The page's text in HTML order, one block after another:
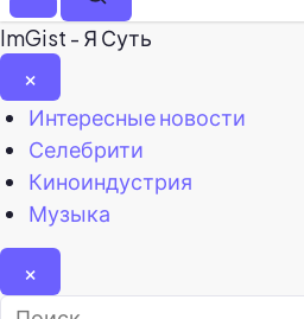
МенюПоиск
ImGist - Я Суть
×
Закрыть
меню
Интересные новости
Селебрити
Киноиндустрия
Музыка
×
Найти: